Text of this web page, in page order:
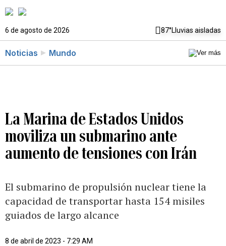
6 de agosto de 2026 87°Lluvias aisladas
Noticias Mundo
La Marina de Estados Unidos
moviliza un submarino ante
aumento de tensiones con Irán
El submarino de propulsión nuclear tiene la
capacidad de transportar hasta 154 misiles
guiados de largo alcance
8 de abril de 2023 - 7:29 AM